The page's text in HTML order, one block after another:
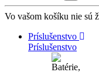
Vo vašom košíku nie sú
Príslušenstvo
Príslušenstvo